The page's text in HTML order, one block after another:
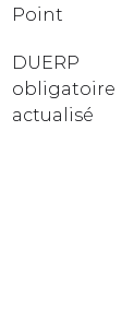
Point
DUERP
obligatoire
actualisé